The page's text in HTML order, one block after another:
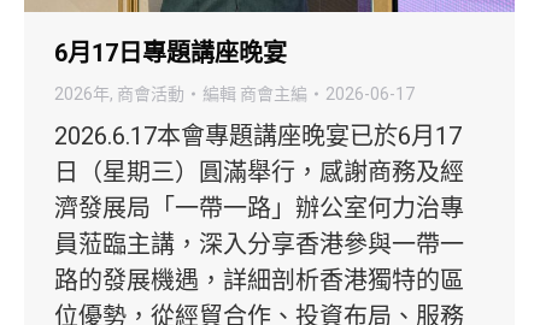
6月17日專題講座晚宴
2026年, 商會活動 編輯 商會主編 2026-06-17
2026.6.17本會專題講座晚宴已於6月17
日（星期三）圓滿舉行，感謝商務及經
濟發展局「一帶一路」辦公室何力治專
員蒞臨主講，深入分享香港參與一帶一
路的發展機遇，詳細剖析香港獨特的區
位優勢，從經貿合作、投資布局、服務